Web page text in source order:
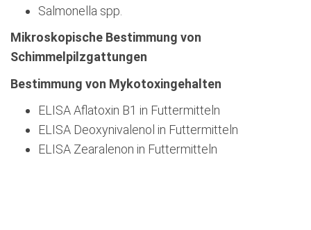
Salmonella spp.
Mikroskopische Bestimmung von
Schimmelpilzgattungen
Bestimmung von Mykotoxingehalten
ELISA Aflatoxin B1 in Futtermitteln
ELISA Deoxynivalenol in Futtermitteln
ELISA Zearalenon in Futtermitteln